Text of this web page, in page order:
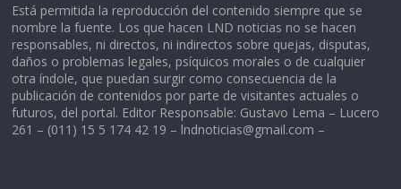
Está permitida la reproducción del contenido siempre que se
nombre la fuente. Los que hacen LND noticias no se hacen
responsables, ni directos, ni indirectos sobre quejas, disputas,
daños o problemas legales, psíquicos morales o de cualquier
otra índole, que puedan surgir como consecuencia de la
publicación de contenidos por parte de visitantes actuales o
futuros, del portal. Editor Responsable: Gustavo Lema – Lucero
261 – (011) 15 5 174 42 19 – lndnoticias@gmail.com –